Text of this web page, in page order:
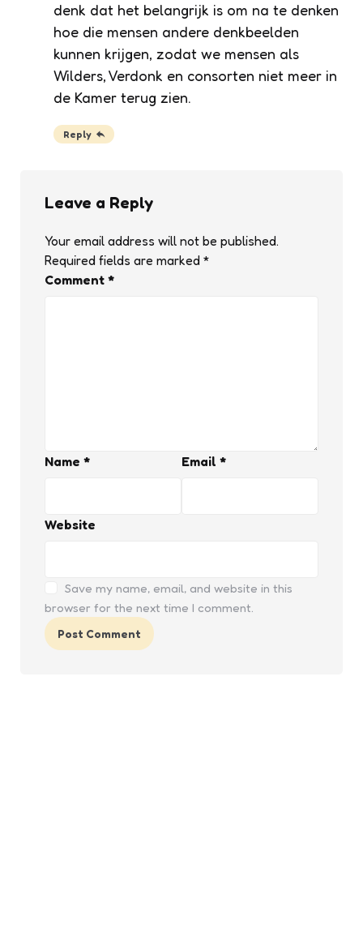
denk dat het belangrijk is om na te denken
hoe die mensen andere denkbeelden
kunnen krijgen, zodat we mensen als
Wilders, Verdonk en consorten niet meer in
de Kamer terug zien.
Reply
Leave a Reply
Your email address will not be published.
Required fields are marked *
Comment *
Name * Email *
Website
Save my name, email, and website in this
browser for the next time I comment.